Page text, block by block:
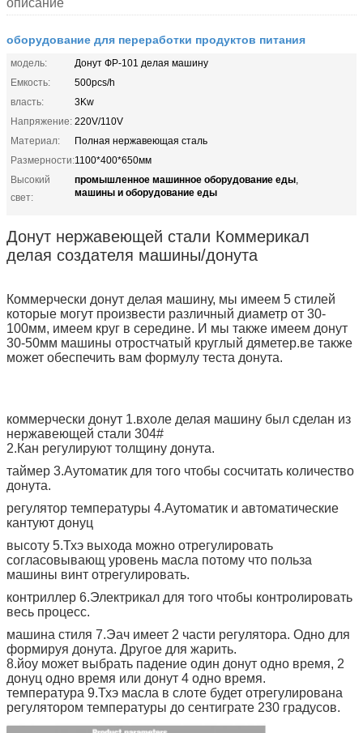
оборудование для переработки продуктов питания
модель:
Донут ФР-101 делая машину
Емкость:
500pcs/h
власть:
3Kw
Напряжение: 220V/110V
Материал:
Полная нержавеющая сталь
Размерности:1100*400*650мм
Высокий
свет:
промышленное машинное оборудование еды,
машины и оборудование еды
Донут нержавеющей стали Коммерикал
делая создателя машины/донута
Коммерчески донут делая машину, мы имеем 5 стилей
которые могут произвести различный диаметр от 30-
100мм, имеем круг в середине. И мы также имеем донут
30-50мм машины отростчатый круглый дяметер.ве также
может обеспечить вам формулу теста донута.
коммерчески донут 1.вхоле делая машину был сделан из
нержавеющей стали 304#
2.Кан регулируют толщину донута.
таймер 3.Аутоматик для того чтобы сосчитать количество
донута.
регулятор температуры 4.Аутоматик и автоматические
кантуют донуц
высоту 5.Тхэ выхода можно отрегулировать
согласовывающ уровень масла потому что польза
машины винт отрегулировать.
контриллер 6.Электрикал для того чтобы контролировать
весь процесс.
машина стиля 7.Эач имеет 2 части регулятора. Одно для
формируя донута. Другое для жарить.
8.йоу может выбрать падение один донут одно время, 2
донуц одно время или донут 4 одно время.
температура 9.Тхэ масла в слоте будет отрегулирована
регулятором температуры до сентиграте 230 градусов.